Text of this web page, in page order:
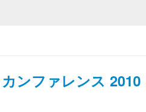
ンファレンス